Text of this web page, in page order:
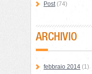
Post(74)
ARCHIVIO
febbraio 2014 (1)